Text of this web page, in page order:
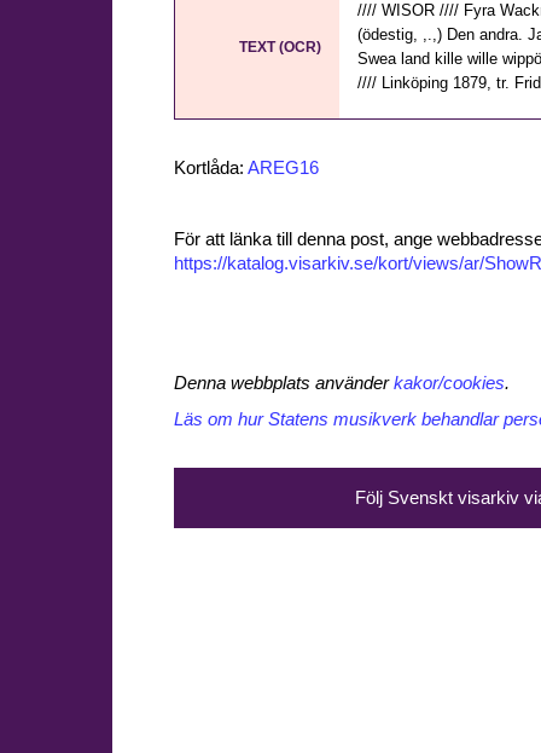
TEXT (OCR)
//// WISOR //// Fyra
(ödestig, ,.,) Den andra.
Swea land kille wille
//// Linköping 1879, tr.
Kortlåda: AREG16
För att länka till denna post, ange
https://katalog.visarkiv.se/kort/views/ar/
Denna webbplats använderkakor/cookies.
Läs om hur Statens musikverk behandlar
Följ Svenskt visarkiv